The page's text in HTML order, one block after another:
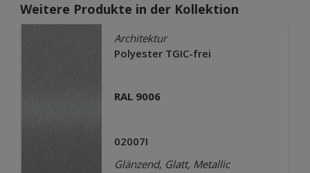
Weitere Produkte in der Kollektion
Architektur
Polyester TGIC-frei
RAL 9006
02007I
Glänzend, Glatt, Metallic